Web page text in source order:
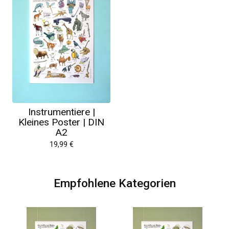
Instrumentiere |
Kleines Poster | DIN
A2
19,99 €
Empfohlene Kategorien